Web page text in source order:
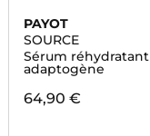
PAYOT
SOURCE
Sérum réhydratant
adaptogène
64,90 €